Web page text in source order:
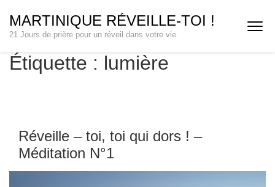
contenu
(Pressez
Entrée)
MARTINIQUE RÉVEILLE-TOI !
21 Jours de prière pour un réveil dans votre vie.
Étiquette : lumière
Réveille – toi, toi qui dors ! –
Méditation N°1